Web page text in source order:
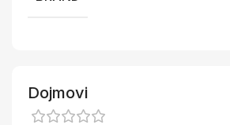
Dojmovi